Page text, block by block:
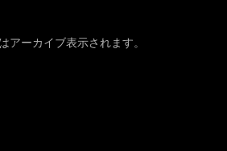
アーカイブ表示されます。